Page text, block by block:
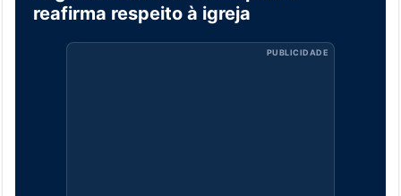
reafirma respeito à igreja
PUBLICIDADE